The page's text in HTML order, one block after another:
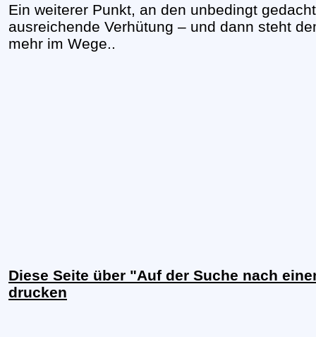
Ein weiterer Punkt, an den unbedingt
ausreichende Verhütung – und dann steht
mehr im Wege..
Diese Seite über "Auf der Suche nach
drucken